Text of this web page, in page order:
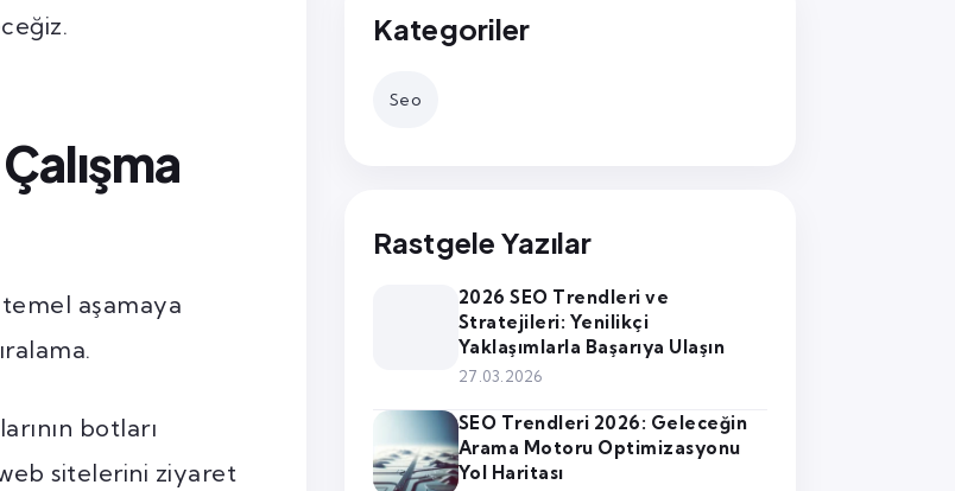
aşamaya
botları
sitelerini ziyaret
Kategoriler
Seo
Rastgele Yazılar
2026 SEO Trendleri ve
Stratejileri: Yenilikçi
Yaklaşımlarla Başarıya Ulaşın
27.03.2026
SEO Trendleri 2026: Geleceğin
Arama Motoru Optimizasyonu
Yol Haritası